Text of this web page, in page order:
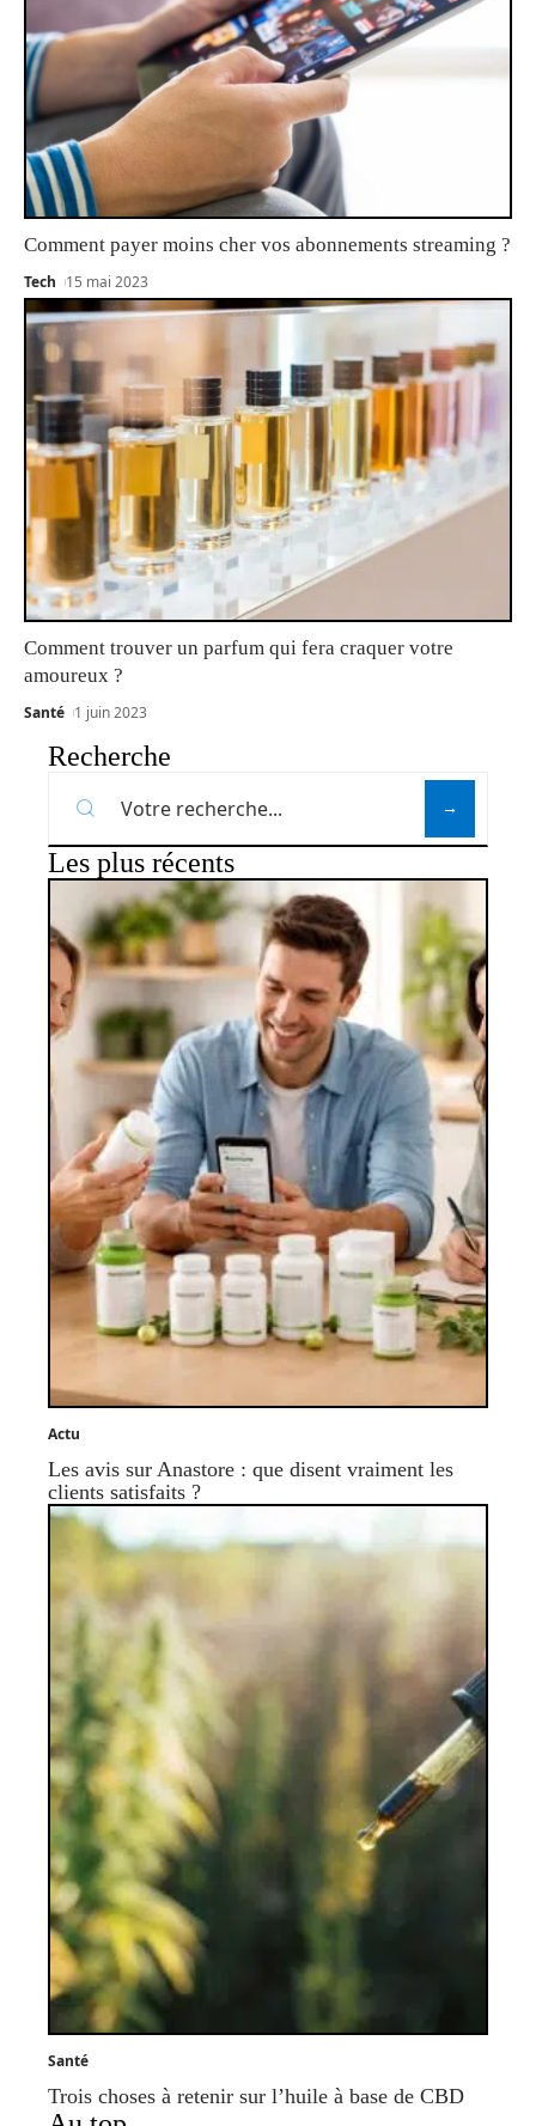
Comment payer moins cher vos abonnements streaming ?
Tech 15 mai 2023
Comment trouver un parfum qui fera craquer votre
amoureux ?
Santé 1 juin 2023
Recherche
Les plus récents
Actu
Les avis sur Anastore : que disent vraiment les
clients satisfaits ?
Santé
Trois choses à retenir sur l’huile à base de CBD